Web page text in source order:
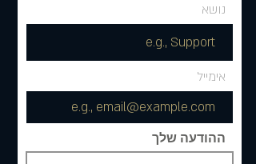
נושא
אימייל
ההודעה שלך